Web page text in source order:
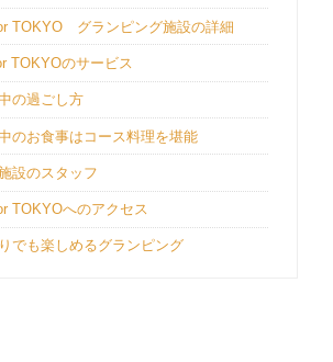
TOKYO グランピング施設の詳細
TOKYOのサービス
の過ごし方
のお食事はコース料理を堪能
設のスタッフ
TOKYOへのアクセス
でも楽しめるグランピング